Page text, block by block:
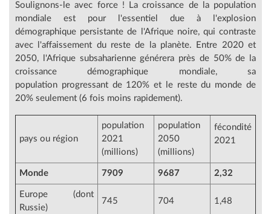
Soulignons-le avec force ! La croissance de la population
mondiale est pour l'essentiel due à l'explosion
démographique persistante de l'Afrique noire, qui contraste
avec l'affaissement du reste de la planète. Entre 2020 et
2050, l'Afrique subsaharienne générera près de 50% de la
croissance démographique mondiale, sa
population progressant de 120% et le reste du monde de
20% seulement (6 fois moins rapidement).
pays ou région
population
2021
(millions)
population
2050
(millions)
fécondité
2021
Monde 7909 9687 2,32
Europe (dont
Russie)
745 704 1,48